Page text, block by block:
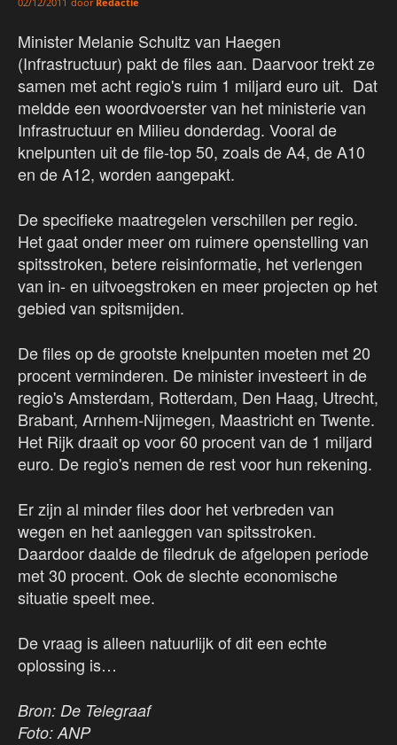
Minister Melanie Schultz van Haegen
(Infrastructuur) pakt de files aan. Daarvoor trekt ze
samen met acht regio's ruim 1 miljard euro uit. Dat
meldde een woordvoerster van het ministerie van
Infrastructuur en Milieu donderdag. Vooral de
knelpunten uit de file-top 50, zoals de A4, de A10
en de A12, worden aangepakt.
De specifieke maatregelen verschillen per regio.
Het gaat onder meer om ruimere openstelling van
spitsstroken, betere reisinformatie, het verlengen
van in- en uitvoegstroken en meer projecten op het
gebied van spitsmijden.
De files op de grootste knelpunten moeten met 20
procent verminderen. De minister investeert in de
regio's Amsterdam, Rotterdam, Den Haag, Utrecht,
Brabant, Arnhem-Nijmegen, Maastricht en Twente.
Het Rijk draait op voor 60 procent van de 1 miljard
euro. De regio's nemen de rest voor hun rekening.
Er zijn al minder files door het verbreden van
wegen en het aanleggen van spitsstroken.
Daardoor daalde de filedruk de afgelopen periode
met 30 procent. Ook de slechte economische
situatie speelt mee.
De vraag is alleen natuurlijk of dit een echte
oplossing is…
Bron: De Telegraaf
Foto: ANP